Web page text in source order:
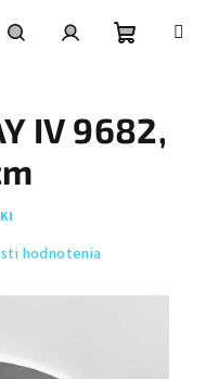
košík
IV 9682,
hodnotenia